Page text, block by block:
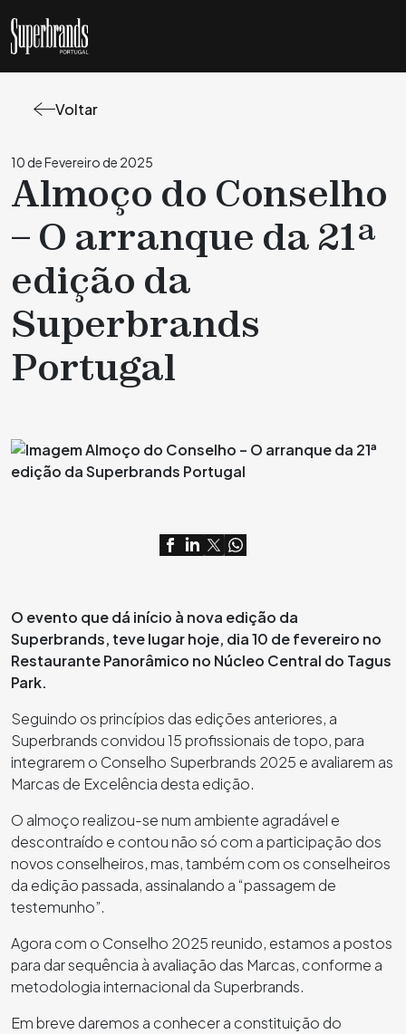
Voltar
10 de Fevereiro de 2025
Almoço do Conselho
– O arranque da 21ª
edição da
Superbrands
Portugal
O evento que dá início à nova edição da
Superbrands, teve lugar hoje, dia 10 de fevereiro no
Restaurante Panorâmico no Núcleo Central do Tagus
Park.
Seguindo os princípios das edições anteriores, a
Superbrands convidou 15 profissionais de topo, para
integrarem o Conselho Superbrands 2025 e avaliarem as
Marcas de Excelência desta edição.
O almoço realizou-se num ambiente agradável e
descontraído e contou não só com a participação dos
novos conselheiros, mas, também com os conselheiros
da edição passada, assinalando a “passagem de
testemunho”.
Agora com o Conselho 2025 reunido, estamos a postos
para dar sequência à avaliação das Marcas, conforme a
metodologia internacional da Superbrands.
Em breve daremos a conhecer a constituição do